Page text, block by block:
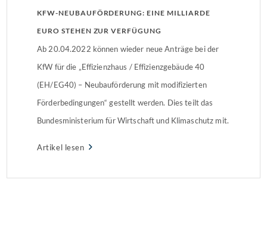
KFW-NEUBAUFÖRDERUNG: EINE MILLIARDE
EURO STEHEN ZUR VERFÜGUNG
Ab 20.04.2022 können wieder neue Anträge bei der
KfW für die „Effizienzhaus / Effizienzgebäude 40
(EH/EG40) – Neubauförderung mit modifizierten
Förderbedingungen“ gestellt werden. Dies teilt das
Bundesministerium für Wirtschaft und Klimaschutz mit.
Artikel lesen